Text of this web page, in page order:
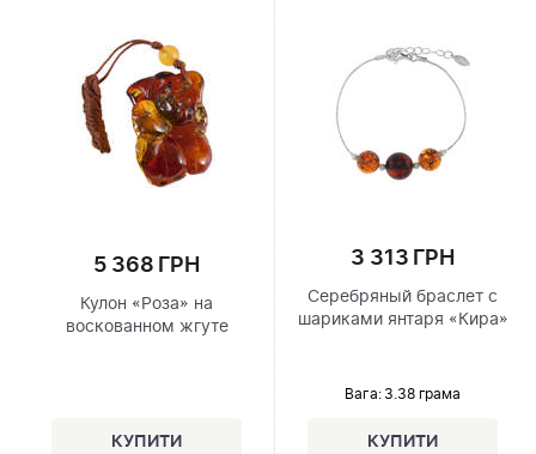
5 368 ГРН
Кулон «Роза» на
воскованном жгуте
3 313 ГРН
Серебряный браслет с
шариками янтаря «Кира»
Вага: 3.38 грама